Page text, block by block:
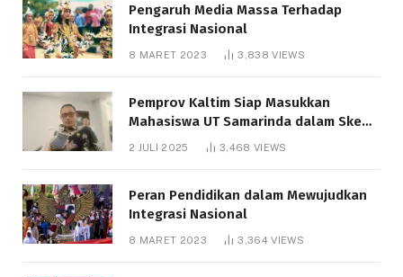
Pengaruh Media Massa Terhadap
Integrasi Nasional
8 MARET 2023 3,838VIEWS
Pemprov Kaltim Siap Masukkan
Mahasiswa UT Samarinda dalam Skema
Bantuan Pendidikan Gratispol
2 JULI 2025 3,468 VIEWS
Peran Pendidikan dalam Mewujudkan
Integrasi Nasional
8 MARET 2023 3,364VIEWS